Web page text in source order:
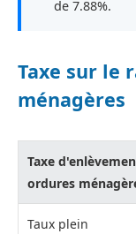
de 7.88%.
Taxe sur le
ménagères
Taxe
ordures
Taux plein